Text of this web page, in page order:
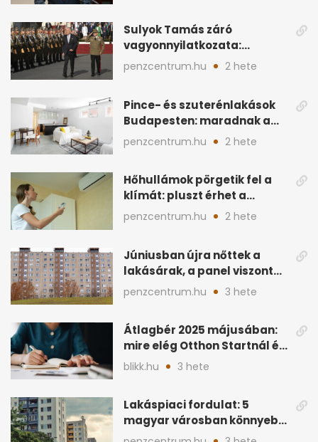
Sulyok Tamás záró
vagyonnyilatkozata:
ingatlanok és
megtakarítások
penzcentrum.hu 2 hete
Pince- és szuterénlakások
Budapesten: maradnak a
szigorú szabályok
penzcentrum.hu 2 hete
Hőhullámok pörgetik fel a
klímát: pluszt érhet a
lakásban a hűtés
penzcentrum.hu 2 hete
Júniusban újra nőttek a
lakásárak, a panel viszont
lemaradt
penzcentrum.hu 3 hete
Átlagbér 2025 májusában:
mire elég Otthon Startnál és
hitelnél?
blikk.hu 3 hete
Lakáspiaci fordulat: 5
magyar városban könnyebb
lett lakást venni